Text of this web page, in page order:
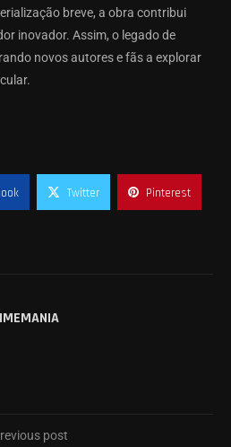
breve, a obra contribui
inovador. Assim, o legado de
novos autores e fãs a explorar
Twitter Pinterest
post